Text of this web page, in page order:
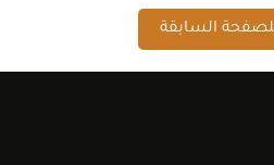
السابقة